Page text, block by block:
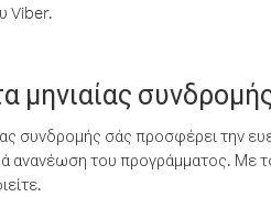
Viber.
μηνιαίας
συνδρομής σάς προσφέρει την
ανανέωση του προγράμματος. Με